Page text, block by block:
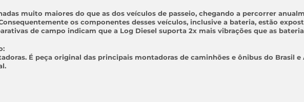
muito maiores do que as dos veículos de passeio, chegando a percorrer
os componentes desses veículos, inclusive a bateria, estão
de campo indicam que a Log Diesel suporta 2x mais vibrações que as
É peça original das principais montadoras de caminhões e ônibus do Brasil